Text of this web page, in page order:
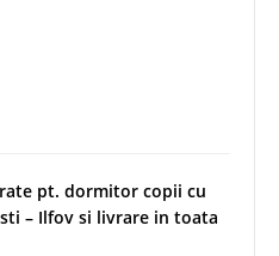
pt. dormitor copii cu
– Ilfov si livrare in toata